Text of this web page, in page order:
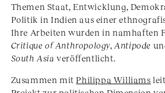
Themen Staat, Entwicklung,
Politik in Indien aus einer
Ihre Arbeiten wurden in namhaften
Critique of Anthropology, Antipode
South Asiaveröffentlicht.
Zusammen mitPhilippa Williams